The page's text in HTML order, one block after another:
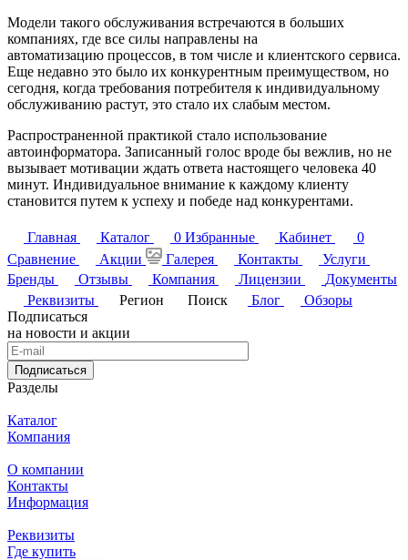
Модели такого обслуживания встречаются в больших
компаниях, где все силы направлены на
автоматизацию процессов, в том числе и клиентского сервиса.
Еще недавно это было их конкурентным преимуществом, но
сегодня, когда требования потребителя к индивидуальному
обслуживанию растут, это стало их слабым местом.
Распространенной практикой стало использование
автоинформатора. Записанный голос вроде бы вежлив, но не
вызывает мотивации ждать ответа настоящего человека 40
минут. Индивидуальное внимание к каждому клиенту
становится путем к успеху и победе над конкурентами.
Главная Каталог 0 Избранные Кабинет
0
Сравнение
Акции Галерея Контакты
Услуги
Бренды
Отзывы Компания Лицензии
Документы
Реквизиты
Регион Поиск Блог
Обзоры
Подписаться
на новости и акции
Подписаться
Разделы
Каталог
Компания
О компании
Контакты
Информация
Реквизиты
Где купить